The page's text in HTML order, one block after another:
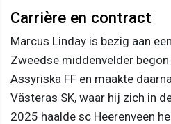
Carrière en contract
Marcus Linday is bezig aan
Zweedse middenvelder
Assyriska FF en maakte
Västeras SK, waar hij zich in
2025 haalde sc Heerenveen